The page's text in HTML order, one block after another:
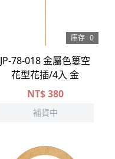
庫存 0
JP-78-018 金屬色簍空
花型花插/4入 金
NT$380
補貨中